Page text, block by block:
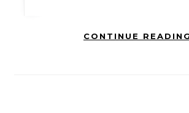
CONTINUE READING